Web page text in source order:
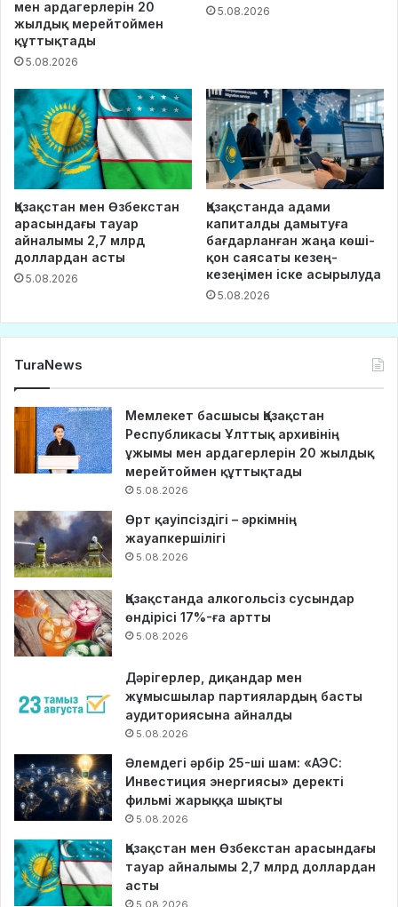
мен ардагерлерін 20
жылдық мерейтоймен
құттықтады
5.08.2026
5.08.2026
Қазақстан мен Өзбекстан
арасындағы тауар
айналымы 2,7 млрд
доллардан асты
5.08.2026
Қазақстанда адами
капиталды дамытуға
бағдарланған жаңа көші-
қон саясаты кезең-
кезеңімен іске асырылуда
5.08.2026
TuraNews
Мемлекет басшысы Қазақстан
Республикасы Ұлттық архивінің
ұжымы мен ардагерлерін 20 жылдық
мерейтоймен құттықтады
5.08.2026
Өрт қауіпсіздігі – әркімнің
жауапкершілігі
5.08.2026
Қазақстанда алкогольсіз сусындар
өндірісі 17%-ға артты
5.08.2026
Дәрігерлер, диқандар мен
жұмысшылар партиялардың басты
аудиториясына айналды
5.08.2026
Әлемдегі әрбір 25-ші шам: «АЭС:
Инвестиция энергиясы» деректі
фильмі жарыққа шықты
5.08.2026
Қазақстан мен Өзбекстан арасындағы
тауар айналымы 2,7 млрд доллардан
асты
5.08.2026